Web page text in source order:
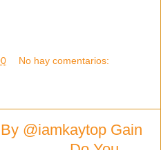
No hay comentarios:
@iamkaytop Gain